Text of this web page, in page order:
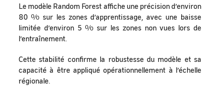
Le modèle Random Forest affiche une précision d’environ
80 % sur les zones d’apprentissage, avec une baisse
limitée d’environ 5 % sur les zones non vues lors de
l’entraînement.
Cette stabilité confirme la robustesse du modèle et sa
capacité à être appliqué opérationnellement à l’échelle
régionale.